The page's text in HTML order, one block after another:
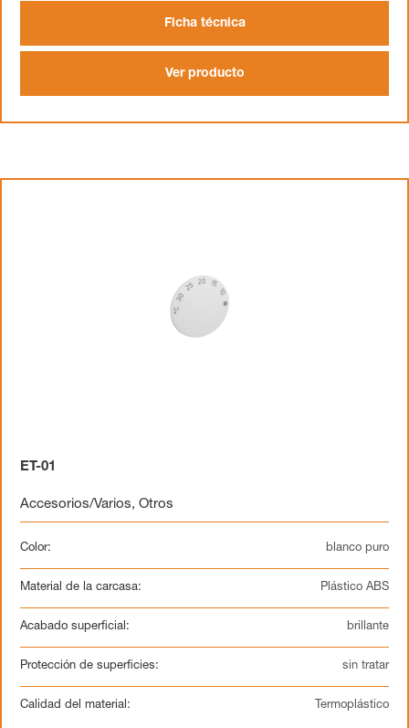
Ficha técnica
Ver producto
ET-01
Accesorios/Varios, Otros
Color: blanco puro
Material de la carcasa: Plástico ABS
Acabado superficial: brillante
Protección de superficies: sin tratar
Calidad del material: Termoplástico